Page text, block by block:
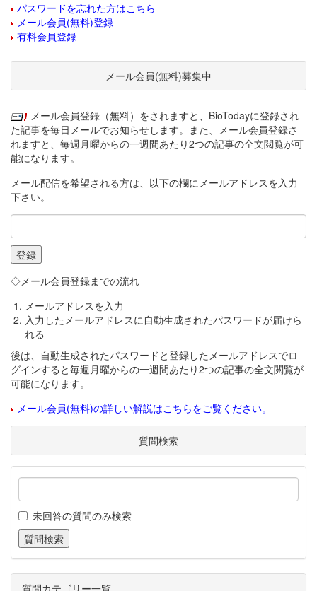
パスワードを忘れた方はこちら
メール会員(無料)登録
有料会員登録
メール会員(無料)募集中
メール会員登録（無料）をされますと、BioTodayに登録され
た記事を毎日メールでお知らせします。また、メール会員登録さ
れますと、毎週月曜からの一週間あたり2つの記事の全文閲覧が可
能になります。
メール配信を希望される方は、以下の欄にメールアドレスを入力
下さい。
◇メール会員登録までの流れ
メールアドレスを入力
入力したメールアドレスに自動生成されたパスワードが届けら
れる
後は、自動生成されたパスワードと登録したメールアドレスでロ
グインすると毎週月曜からの一週間あたり2つの記事の全文閲覧が
可能になります。
メール会員(無料)の詳しい解説はこちらをご覧ください。
質問検索
未回答の質問のみ検索
質問カテゴリー一覧